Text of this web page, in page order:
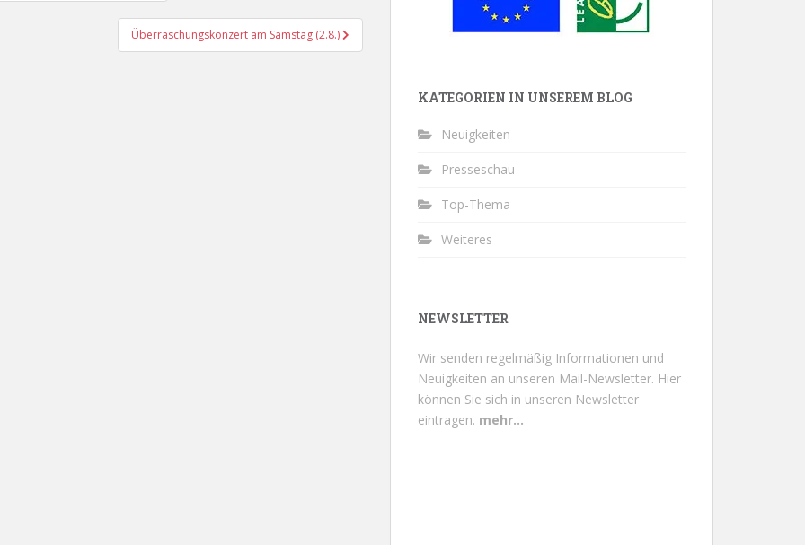
Überraschungskonzert am Samstag (2.8.)
KATEGORIEN IN UNSEREM BLOG
Neuigkeiten
Presseschau
Top-Thema
Weiteres
NEWSLETTER
Wir senden regelmäßig Informationen und
Neuigkeiten an unseren Mail-Newsletter. Hier
können Sie sich in unseren Newsletter
eintragen. mehr...